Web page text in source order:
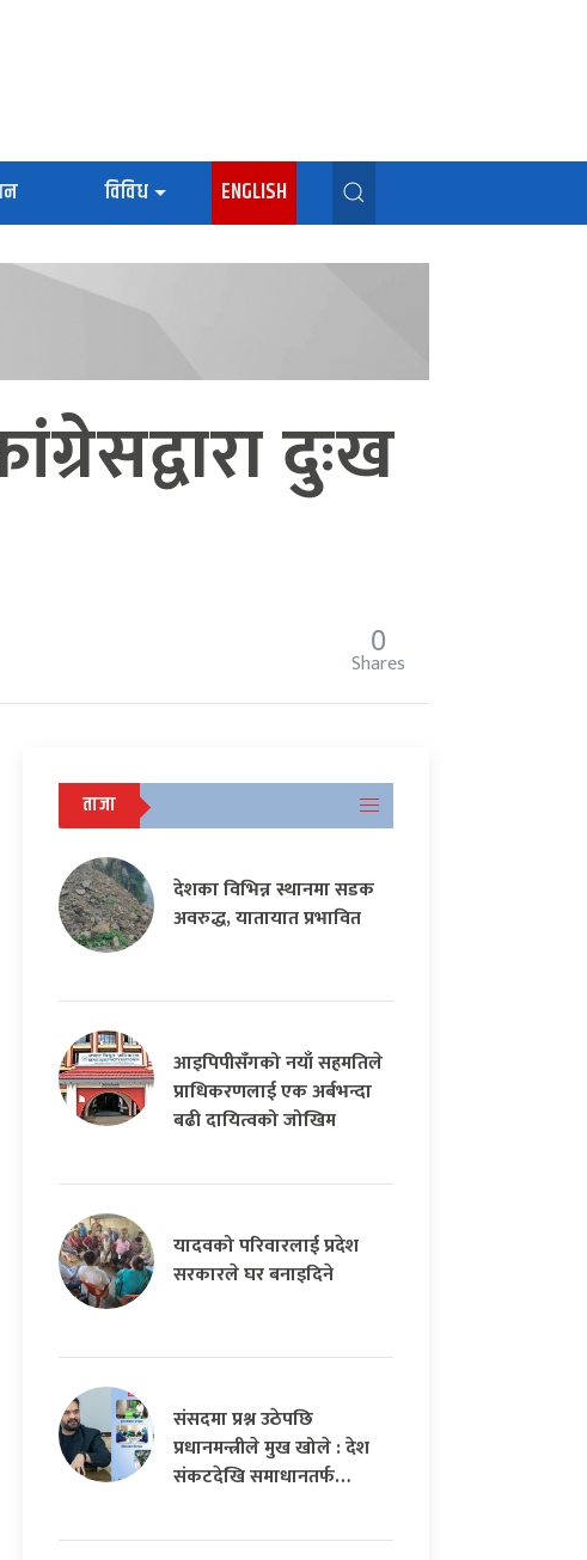
विविध ENGLISH
दुःख
0
Shares
ताजा
देशका विभिन्न स्थानमा सडक
अवरुद्ध, यातायात प्रभावित
आइपिपीसँगको नयाँ सहमतिले
प्राधिकरणलाई एक अर्बभन्दा
बढी दायित्वको जोखिम
यादवको परिवारलाई प्रदेश
सरकारले घर बनाइदिने
संसदमा प्रश्न उठेपछि
प्रधानमन्त्रीले मुख खोले : देश
संकटदेखि समाधानतर्फ…